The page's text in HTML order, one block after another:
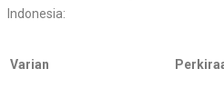
Indonesia:
Varian